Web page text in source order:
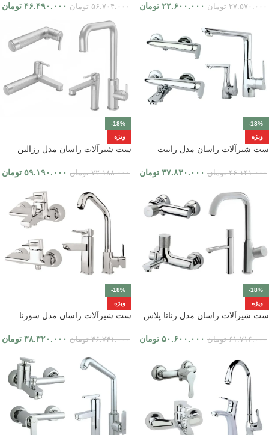
۲۷.۵۷۰.۰۰۰ تومان ۲۲.۶۰۰.۰۰۰ تومان ۵۶.۷۰۴.۰۰۰ تومان ۴۶.۴۹۰.۰۰۰ تومان
-18%
ویژه
ست شیرآلات راسان مدل رابیت
۴۶.۱۴۱.۰۰۰ تومان ۳۷.۸۳۰.۰۰۰ تومان
-18%
ویژه
ست شیرآلات راسان مدل رزالین
۷۲.۱۸۸.۰۰۰ تومان ۵۹.۱۹۰.۰۰۰ تومان
-18%
ویژه
ست شیرآلات راسان مدل رناتا پلاس
۶۱.۷۱۶.۰۰۰ تومان ۵۰.۶۰۰.۰۰۰ تومان
-18%
ویژه
ست شیرآلات راسان مدل سورنا
۴۶.۷۴۱.۰۰۰ تومان ۳۸.۳۲۰.۰۰۰ تومان